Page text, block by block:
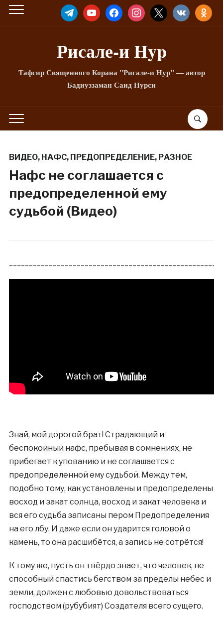
TELEGRAMYOUTUBEFACEBOOKINSTAGRAM
X VKONTAKTE
Рисале-и Hyp
Тафсир Священного Корана "Рисале-и Нур" — автор
Бадиуззаман Саид Нурси
ВИДЕО, НАФС, ПРЕДОПРЕДЕЛЕНИЕ, РАЗНОЕ
Нафс не соглашается с
предопределенной ему
судьбой (Видео)
Знай, мой дорогой брат! Страдающий и
беспокойный нафс, пребывая в сомнениях, не
прибегает к упованию и не соглашается с
предопределенной ему судьбой. Между тем,
подобно тому, как установлены и предопределены
восход и закат солнца, восход и закат человека и
вся его судьба записаны пером Предопределения
на его лбу. И даже если он ударится головой о
камень, то она расшибётся, а запись не сотрётся!
К тому же, пусть он твёрдо знает, что человек, не
способный спастись бегством за пределы небес и
земли, должен с любовью довольствоваться
господством (рубубият) Создателя всего сущего.